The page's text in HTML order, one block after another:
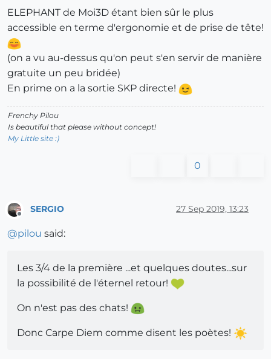
ELEPHANT de Moi3D étant bien sûr le plus
accessible en terme d'ergonomie et de prise de tête!
(on a vu au-dessus qu'on peut s'en servir de manière
gratuite un peu bridée)
En prime on a la sortie SKP directe!
Frenchy Pilou
Is beautiful that please without concept!
My Little site :)
0
Offline
SERGIO 27 Sep 2019, 13:23
@pilou said:
Les 3/4 de la première ...et quelques doutes...sur
la possibilité de l'éternel retour!
On n'est pas des chats!
Donc Carpe Diem comme disent les poètes!